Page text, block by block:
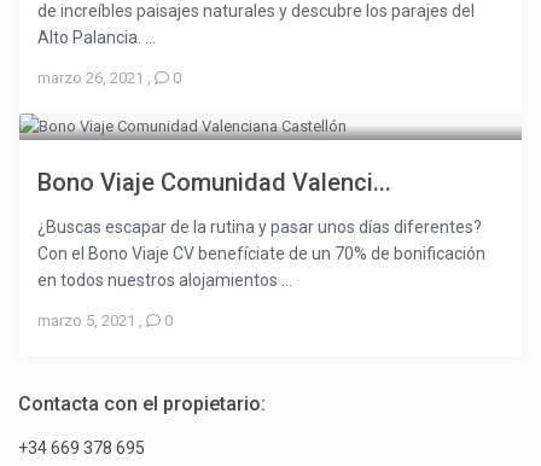
de increíbles paisajes naturales y descubre los parajes del
Alto Palancia. ...
marzo 26, 2021 , 0
Bono Viaje Comunidad Valenci...
¿Buscas escapar de la rutina y pasar unos días diferentes?
Con el Bono Viaje CV benefíciate de un 70% de bonificación
en todos nuestros alojamientos ...
marzo 5, 2021 , 0
Contacta con el propietario:
+34 669 378 695